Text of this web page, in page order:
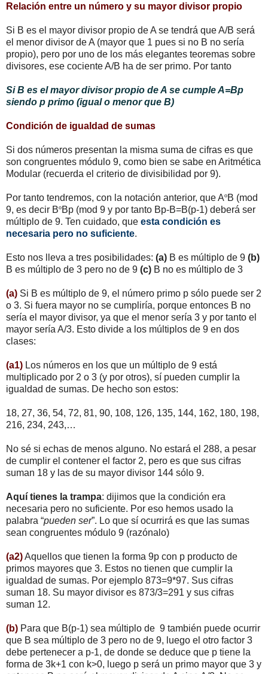
Relación entre un número y su mayor divisor propio
Si B es el mayor divisor propio de A se tendrá que A/B será
el menor divisor de A (mayor que 1 pues si no B no sería
propio), pero por uno de los más elegantes teoremas sobre
divisores, ese cociente A/B ha de ser primo. Por tanto
Si B es el mayor divisor propio de A se cumple A=Bp
siendo p primo (igual o menor que B)
Condición de igualdad de sumas
Si dos números presentan la misma suma de cifras es que
son congruentes módulo 9, como bien se sabe en Aritmética
Modular (recuerda el criterio de divisibilidad por 9).
Por tanto tendremos, con la notación anterior, que AºB (mod
9, es decir BºBp (mod 9 y por tanto Bp-B=B(p-1) deberá ser
múltiplo de 9. Ten cuidado, que esta condición es
necesaria pero no suficiente.
Esto nos lleva a tres posibilidades: (a) B es múltiplo de 9 (b)
B es múltiplo de 3 pero no de 9 (c) B no es múltiplo de 3
(a) Si B es múltiplo de 9, el número primo p sólo puede ser 2
o 3. Si fuera mayor no se cumpliría, porque entonces B no
sería el mayor divisor, ya que el menor sería 3 y por tanto el
mayor sería A/3. Esto divide a los múltiplos de 9 en dos
clases:
(a1) Los números en los que un múltiplo de 9 está
multiplicado por 2 o 3 (y por otros), sí pueden cumplir la
igualdad de sumas. De hecho son estos:
18, 27, 36, 54, 72, 81, 90, 108, 126, 135, 144, 162, 180, 198,
216, 234, 243,…
No sé si echas de menos alguno. No estará el 288, a pesar
de cumplir el contener el factor 2, pero es que sus cifras
suman 18 y las de su mayor divisor 144 sólo 9.
Aquí tienes la trampa: dijimos que la condición era
necesaria pero no suficiente. Por eso hemos usado la
palabra “pueden ser”. Lo que sí ocurrirá es que las sumas
sean congruentes módulo 9 (razónalo)
(a2)Aquellos que tienen la forma 9p con p producto de
primos mayores que 3. Estos no tienen que cumplir la
igualdad de sumas. Por ejemplo 873=9*97. Sus cifras
suman 18. Su mayor divisor es 873/3=291 y sus cifras
suman 12.
(b) Para que B(p-1) sea múltiplo de 9 también puede ocurrir
que B sea múltiplo de 3 pero no de 9, luego el otro factor 3
debe pertenecer a p-1, de donde se deduce que p tiene la
forma de 3k+1 con k>0, luego p será un primo mayor que 3 y